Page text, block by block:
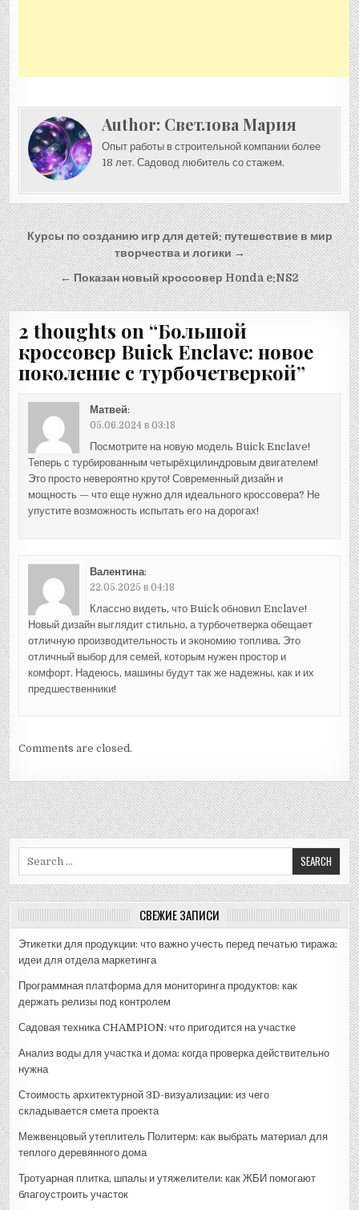
Author: Светлова Мария
Опыт работы в строительной компании более
18 лет. Садовод любитель со стажем.
Навигация
по
записям
Курсы по созданию игр для детей: путешествие в мир
творчества и логики →
← Показан новый кроссовер Honda e:NS2
2 thoughts on “Большой
кроссовер Buick Enclave: новое
поколение с турбочетверкой”
Матвей:
05.06.2024 в 03:18
Посмотрите на новую модель Buick Enclave!
Теперь с турбированным четырёхцилиндровым двигателем!
Это просто невероятно круто! Современный дизайн и
мощность — что еще нужно для идеального кроссовера? Не
упустите возможность испытать его на дорогах!
Валентина:
22.05.2025 в 04:18
Классно видеть, что Buick обновил Enclave!
Новый дизайн выглядит стильно, а турбочетверка обещает
отличную производительность и экономию топлива. Это
отличный выбор для семей, которым нужен простор и
комфорт. Надеюсь, машины будут так же надежны, как и их
предшественники!
Comments are closed.
СВЕЖИЕ ЗАПИСИ
Этикетки для продукции: что важно учесть перед печатью тиража:
идеи для отдела маркетинга
Программная платформа для мониторинга продуктов: как
держать релизы под контролем
Садовая техника CHAMPION: что пригодится на участке
Анализ воды для участка и дома: когда проверка действительно
нужна
Стоимость архитектурной 3D-визуализации: из чего
складывается смета проекта
Межвенцовый утеплитель Политерм: как выбрать материал для
теплого деревянного дома
Тротуарная плитка, шпалы и утяжелители: как ЖБИ помогают
благоустроить участок